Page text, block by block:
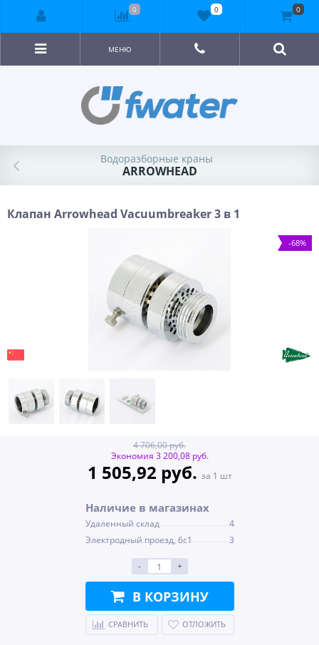
МЕНЮ
Водоразборные краны
ARROWHEAD
Клапан Arrowhead Vacuumbreaker 3 в 1
-68%
4 706,00 руб.
Экономия 3 200,08 руб.
1 505,92 руб. за 1 шт
Наличие в магазинах
Удаленный склад
4
Электродный проезд, 6с1
3
- +
В КОРЗИНУ
СРАВНИТЬ ОТЛОЖИТЬ
0 0 0